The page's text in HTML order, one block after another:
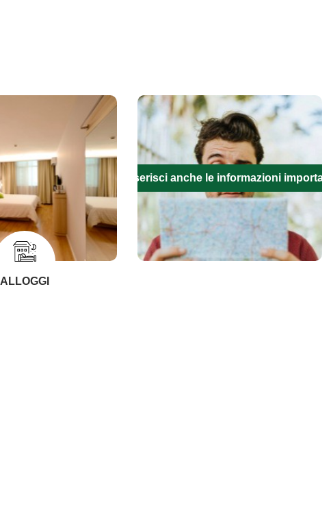
ALLOGGI
Inserisci anche le informazioni importanti